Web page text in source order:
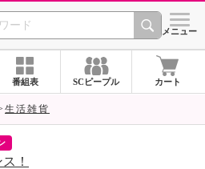
CHANNEL シメニュー
番組表 SCピープル カート
生活雑貨
！